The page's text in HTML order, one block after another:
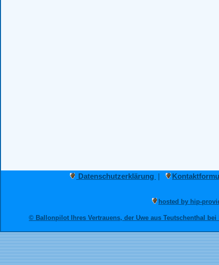
Datenschutzerklärung |
hosted by hip-
© Ballonpilot Ihres Vertrauens, der Uwe aus Teutschenthal bei